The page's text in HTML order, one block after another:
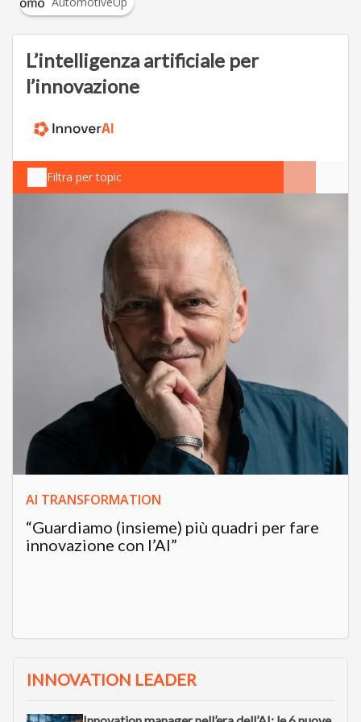
L’intelligenza artificiale per
l’innovazione
Filtra per topic
AI TRANSFORMATION
“Guardiamo (insieme) più quadri per fare
innovazione con l’AI”
INNOVATION LEADER